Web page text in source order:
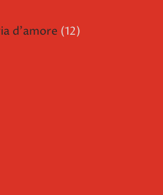
d'amore (12)